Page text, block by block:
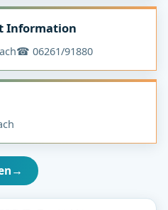
Information
☎ 06261/91880
→